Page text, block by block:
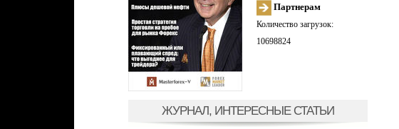
Партнерам
Количество загрузок:
10698824
ЖУРНАЛ, ИНТЕРЕСНЫЕ СТАТЬИ